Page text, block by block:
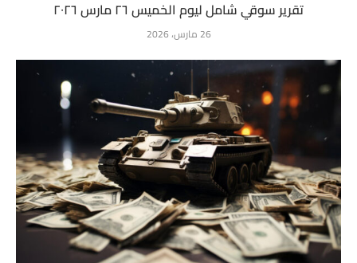
تقرير سوقي شامل ليوم الخميس ٢٦ مارس ٢٠٢٦
26 مارس، 2026